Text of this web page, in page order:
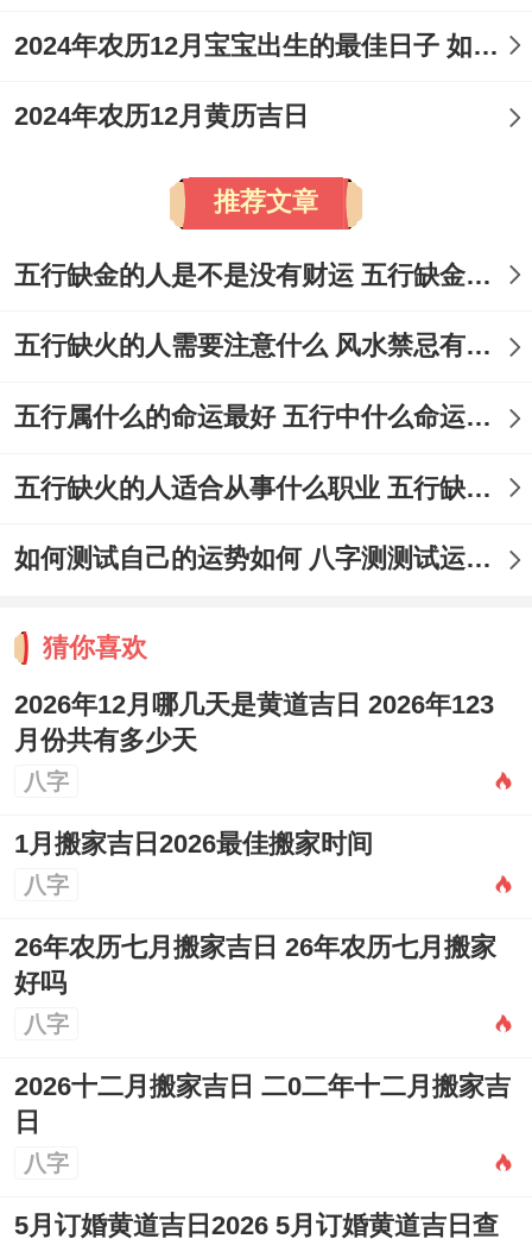
2024年农历12月宝宝出生的最佳日子 如何挑选适合的吉日
2024年农历12月黄历吉日
推荐文章
五行缺金的人是不是没有财运 五行缺金的人命运好不好
五行缺火的人需要注意什么 风水禁忌有哪些
五行属什么的命运最好 五行中什么命运势旺盛
五行缺火的人适合从事什么职业 五行缺火的人适合从事的职业有哪些
如何测试自己的运势如何 八字测测试运运程
猜你喜欢
2026年12月哪几天是黄道吉日 2026年123
月份共有多少天
八字
1月搬家吉日2026最佳搬家时间
八字
26年农历七月搬家吉日 26年农历七月搬家
好吗
八字
2026十二月搬家吉日 二0二年十二月搬家吉
日
八字
5月订婚黄道吉日2026 5月订婚黄道吉日查